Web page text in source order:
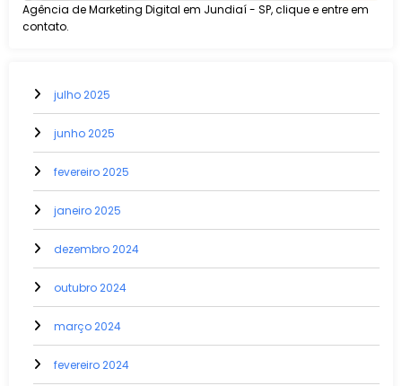
Agência de Marketing Digital em Jundiaí - SP, clique e entre em
contato.
julho 2025
junho 2025
fevereiro 2025
janeiro 2025
dezembro 2024
outubro 2024
março 2024
fevereiro 2024